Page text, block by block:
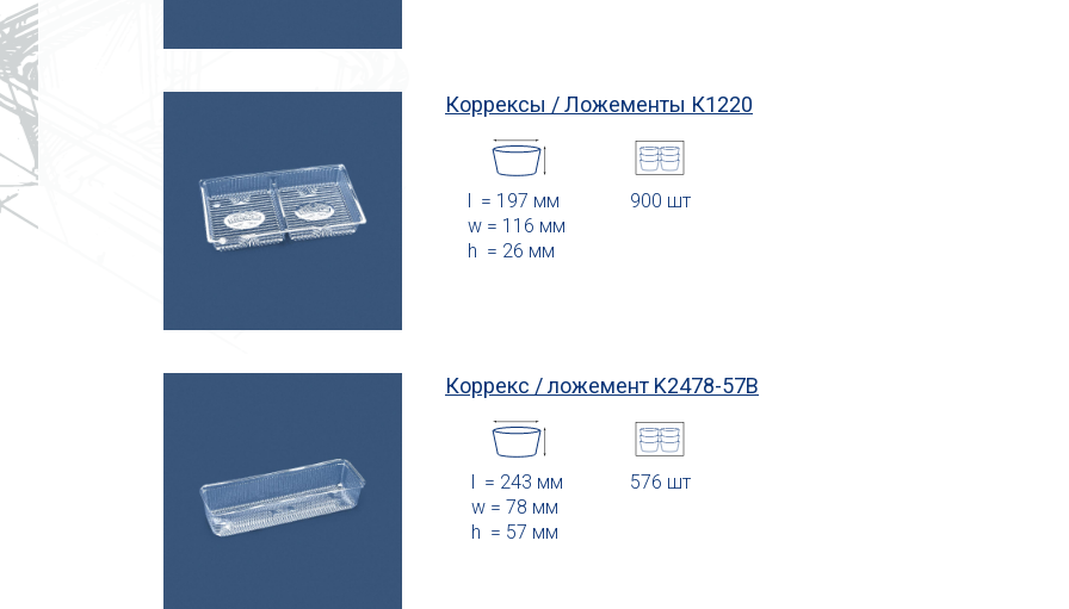
Коррексы / Ложементы К1220
l = 197 мм
w = 116 мм
h = 26 мм
900 шт
Коррекс / ложемент K2478-57B
l = 243 мм
w = 78 мм
h = 57 мм
576 шт